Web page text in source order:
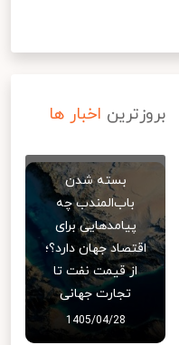
بروزترین اخبار ها
بسته شدن
باب‌المندب چه
پیامدهایی برای
اقتصاد جهان دارد؟؛
از قیمت نفت تا
تجارت جهانی
1405/04/28